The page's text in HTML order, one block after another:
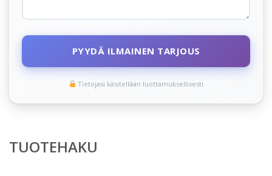
PYYDÄ ILMAINEN TARJOUS
Tietojasi käsitellään luottamuksellisesti
TUOTEHAKU